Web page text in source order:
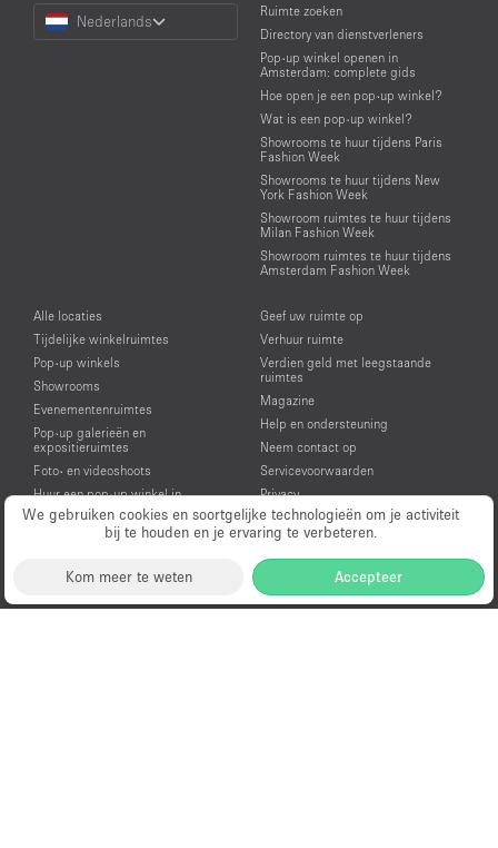
We gebruiken cookies en soortgelijke technologieën om je activiteit
bij te houden en je ervaring te verbeteren.
Kom meer te weten Accepteer
Choose
Language
Nederlands
Ruimte zoeken
Directory van dienstverleners
Pop-up winkel openen in
Amsterdam: complete gids
Hoe open je een pop-up winkel?
Wat is een pop-up winkel?
Showrooms te huur tijdens Paris
Fashion Week
Showrooms te huur tijdens New
York Fashion Week
Showroom ruimtes te huur tijdens
Milan Fashion Week
Showroom ruimtes te huur tijdens
Amsterdam Fashion Week
Alle locaties
Tijdelijke winkelruimtes
Pop-up winkels
Showrooms
Evenementenruimtes
Pop-up galerieën en
expositieruimtes
Foto- en videoshoots
Huur een pop-up winkel in
Amsterdam
Huur een showroom in Amsterdam
Amsterdam
Geef uw ruimte op
Verhuur ruimte
Verdien geld met leegstaande
ruimtes
Magazine
Help en ondersteuning
Neem contact op
Servicevoorwaarden
Privacy